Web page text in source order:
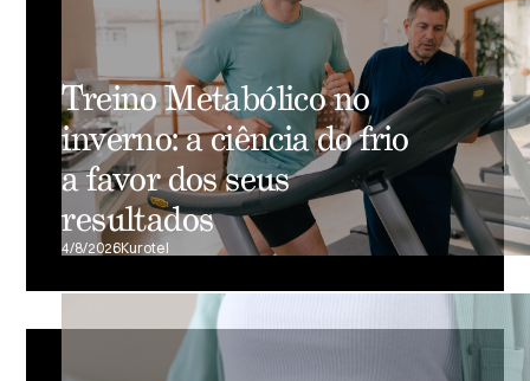
Treino Metabólico no
inverno: a ciência do frio
a favor dos seus
resultados
4/8/2026Kurotel